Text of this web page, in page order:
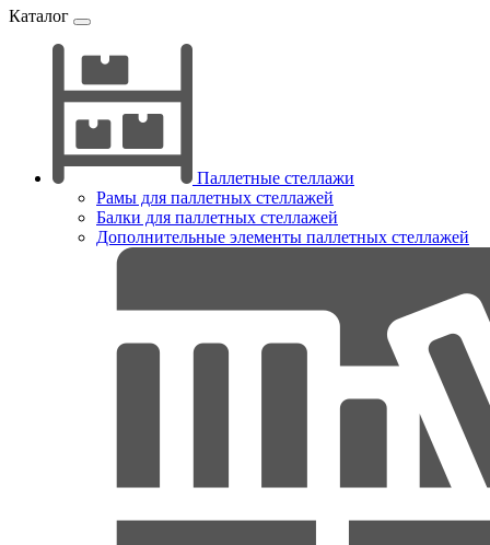
Каталог
Паллетные стеллажи
Рамы для паллетных стеллажей
Балки для паллетных стеллажей
Дополнительные элементы паллетных стеллажей